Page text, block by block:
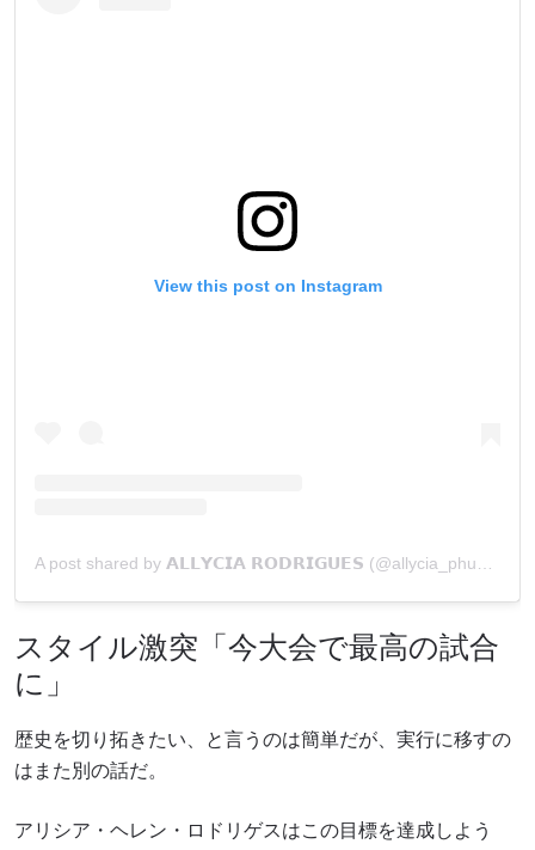
View this post on Instagram
スタイル激突「今大会で最高の試合
に」
歴史を切り拓きたい、と言うのは簡単だが、実行に移すの
はまた別の話だ。
アリシア・ヘレン・ロドリゲスはこの目標を達成しよう